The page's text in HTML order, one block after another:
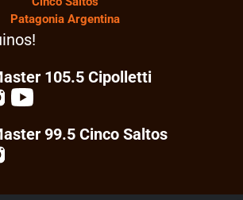
Patagonia Argentina
105.5 Cipolletti
99.5 Cinco Saltos